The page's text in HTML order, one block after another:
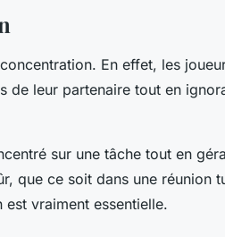
En effet, les
de leur partenaire tout en
sur une tâche tout en
que ce soit dans une réunion
vraiment essentielle.